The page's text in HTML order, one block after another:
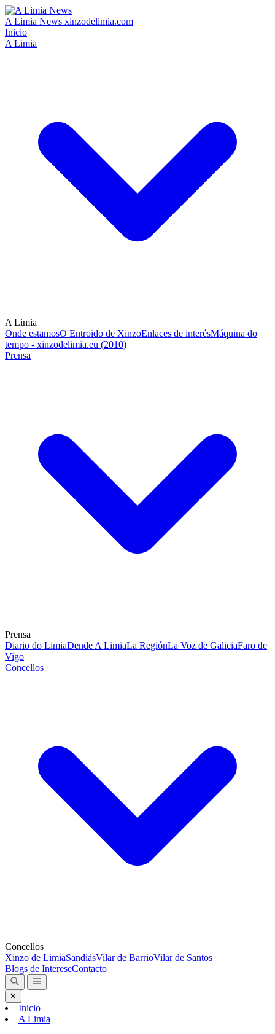
A Limia News xinzodelimia.com
Inicio
A Limia
A Limia
Onde estamosO Entroido de XinzoEnlaces de interésMáquina do
tempo - xinzodelimia.eu (2010)
Prensa
Prensa
Diario do LimiaDende A LimiaLa RegiónLa Voz de GaliciaFaro de
Vigo
Concellos
Concellos
Xinzo de LimiaSandiásVilar de BarrioVilar de Santos
Blogs de IntereseContacto
✕
Inicio
A Limia